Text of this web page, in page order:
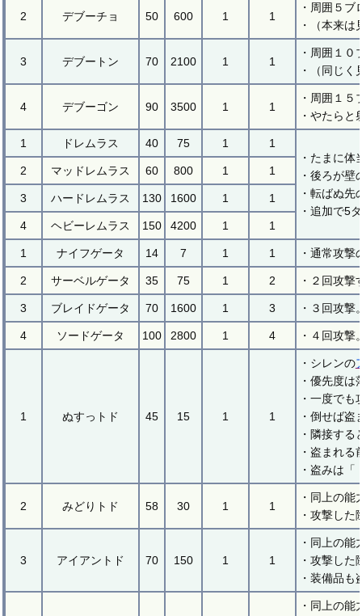
2 デブーチョ 50 600 1 1
・周囲５
・（本来
3 デブートン 70 2100 1 1
・周囲１
・（同じ
4 デブーゴン 90 3500 1 1
・周囲１
・やたら
1 ドレムラス 40 75 1
1
・たまに
・後ろが壁
・転ばぬ
・追加で5
2 マッドレムラス 60 800 1 1
3 ハードレムラス 130 1600 1 1
4 ヘビーレムラス 150 4200 1 1
1 ナイフゲータ 14 7 1 1 ・通常攻撃
2 サーベルゲータ 35 75 1 2 ・２回攻
3 ブレイドゲータ 70 1600 1 3 ・３回攻
4 ソードゲータ 100 2800 1 4 ・４回攻
1 ぬすっトド 45 15 1 1
・シレンの
・優先度は
・一度で
・倒せば盗
・隣接す
・盗まれる
・盗みは「
2 みどりトド 58 30 1 1
・同上の能
・攻撃し
3 アイアントド 70 150 1 1
・同上の能
・攻撃した
・装備品
・同上の能